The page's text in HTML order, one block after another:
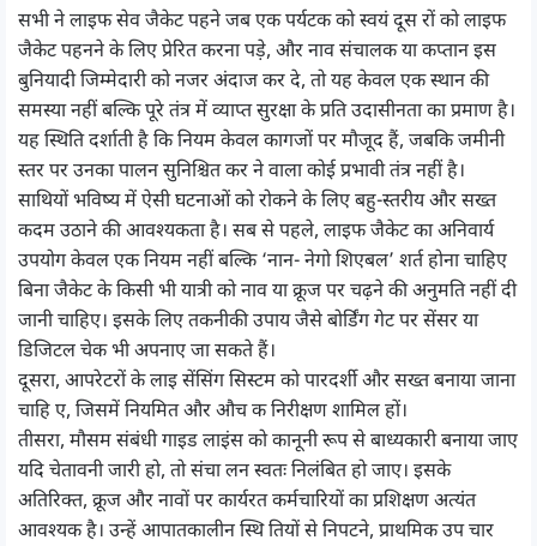
सभी ने लाइफ सेव जैकेट पहने जब एक पर्यटक को स्वयं दूस रों को लाइफ
जैकेट पहनने के लिए प्रेरित करना पड़े, और नाव संचालक या कप्तान इस
बुनियादी जिम्मेदारी को नजर अंदाज कर दे, तो यह केवल एक स्थान की
समस्या नहीं बल्कि पूरे तंत्र में व्याप्त सुरक्षा के प्रति उदासीनता का प्रमाण है।
यह स्थिति दर्शाती है कि नियम केवल कागजों पर मौजूद हैं, जबकि जमीनी
स्तर पर उनका पालन सुनिश्चित कर ने वाला कोई प्रभावी तंत्र नहीं है।
साथियों भविष्य में ऐसी घटनाओं को रोकने के लिए बहु-स्तरीय और सख्त
कदम उठाने की आवश्यकता है। सब से पहले, लाइफ जैकेट का अनिवार्य
उपयोग केवल एक नियम नहीं बल्कि ‘नान- नेगो शिएबल’ शर्त होना चाहिए
बिना जैकेट के किसी भी यात्री को नाव या क्रूज पर चढ़ने की अनुमति नहीं दी
जानी चाहिए। इसके लिए तकनीकी उपाय जैसे बोर्डिंग गेट पर सेंसर या
डिजिटल चेक भी अपनाए जा सकते हैं।
दूसरा, आपरेटरों के लाइ सेंसिंग सिस्टम को पारदर्शी और सख्त बनाया जाना
चाहि ए, जिसमें नियमित और औच क निरीक्षण शामिल हों।
तीसरा, मौसम संबंधी गाइड लाइंस को कानूनी रूप से बाध्यकारी बनाया जाए
यदि चेतावनी जारी हो, तो संचा लन स्वतः निलंबित हो जाए। इसके
अतिरिक्त, क्रूज और नावों पर कार्यरत कर्मचारियों का प्रशिक्षण अत्यंत
आवश्यक है। उन्हें आपातकालीन स्थि तियों से निपटने, प्राथमिक उप चार